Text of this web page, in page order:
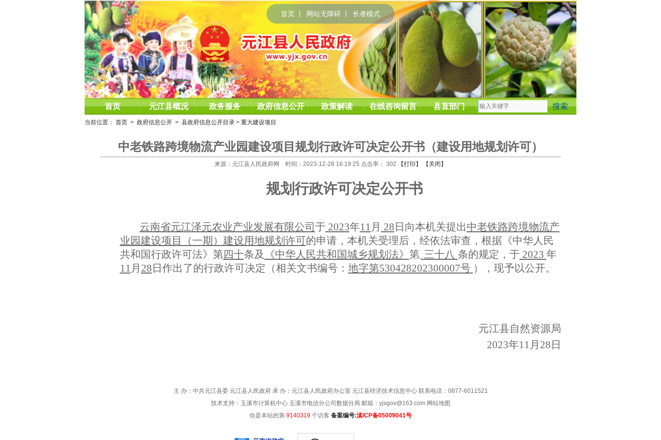
首页 网站无障碍 长者模式
首页 元江县概况 政务服务 政府信息公开 政策解读 在线咨询留言 县直部门
当前位置： 首页 > 政府信息公开 > 县政府信息公开目录 > 重大建设项目
中老铁路跨境物流产业园建设项目规划行政许可决定公开书（建设用地规划许可）
来源：元江县人民政府网 时间：2023-12-28 16:19:25 点击率： 302 【打印】 【关闭】
规划行政许可决定公开书
云南省元江泽元农业产业发展有限公司 于 2023年11 月 28 日向本机关提出中老铁路跨境物流产
业园建设项目（一期）建设用地规划许可的申请，本机关受理后，经依法审查，根据《中华人民
共和国行政许可法》第四十条及 《中华人民共和国城乡规划法》 第 三十八 条的规定，于 2023 年
11 月 28 日作出了的行政许可决定（相关文书编号： 地字第530428202300007号 ），现予以公开。
元江县自然资源局
2023年11 月 28 日
主 办：中共元江县委 元江县人民政府 承 办：元江县人民政府办公室 元江县经济技术信息中心 联系电话：0877-6011521
技术支持：玉溪市计算机中心 玉溪市电信分公司数据分局 邮箱：yjxgov@163.com 网站地图
你是本站的第 9140319 个访客 备案编号:滇ICP备05009041号